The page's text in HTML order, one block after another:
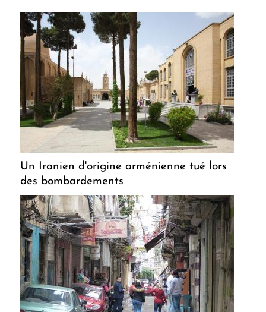
Un Iranien d'origine arménienne tué lors
des bombardements